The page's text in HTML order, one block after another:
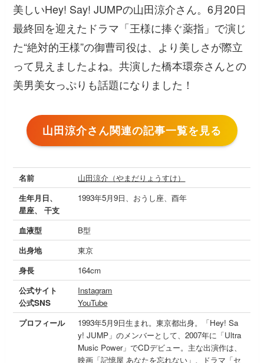
美しいHey! Say! JUMPの山田涼介さん。6月20日
最終回を迎えたドラマ「王様に捧ぐ薬指」で演じ
た“絶対的王様”の御曹司役は、より美しさが際立
って見えましたよね。共演した橋本環奈さんとの
美男美女っぷりも話題になりました！
山田涼介さん関連の記事一覧を見る
名前
山田涼介（やまだりょうすけ）
生年月日、
星座、 干支
1993年5月9日、おうし座、酉年
血液型
B型
出身地
東京
身長
164cm
公式サイト
公式SNS
Instagram
YouTube
プロフィール
1993年5月9日生まれ。東京都出身。「Hey! Sa
y! JUMP」のメンバーとして、2007年に「Ultra
Music Power」でCDデビュー。主な出演作は、
映画「記憶屋 あなたを忘れない」、ドラマ「セ